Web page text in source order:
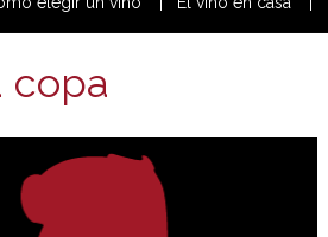
copa